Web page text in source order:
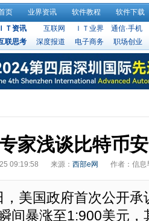
页 业界资讯 软件教程
软件下载
ＩＴ资讯
互联网 ＩＴ业界
通信·手机
联思考
深度报道 电子商务 职场创业
家浅谈比特币
09:19:58 来源： 西部e网 作者：信息
美国政府首次公开承
间暴涨至1:900美元，